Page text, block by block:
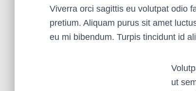
Viverra orci sagittis eu volutpat odio
pretium. Aliquam purus sit amet
eu mi bibendum. Turpis tincidunt id
ut